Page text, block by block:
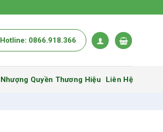
Hotline: 0866.918.366
Nhượng Quyền Thương Hiệu Liên Hệ